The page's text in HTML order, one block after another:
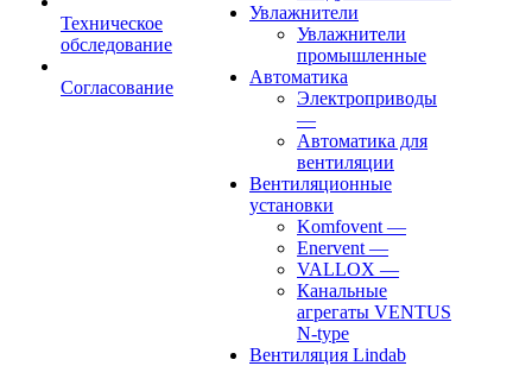
Техническое
обследование
Согласование
Увлажнители
Увлажнители
промышленные
Автоматика
Электроприводы
—
Автоматика для
вентиляции
Вентиляционные
установки
Komfovent —
Enervent —
VALLOX —
Канальные
агрегаты VENTUS
N-type
Вентиляция Lindab